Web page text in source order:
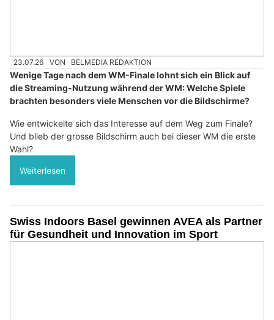
23.07.26 VON BELMEDIA REDAKTION
Wenige Tage nach dem WM-Finale lohnt sich ein Blick auf
die Streaming-Nutzung während der WM: Welche Spiele
brachten besonders viele Menschen vor die Bildschirme?
Wie entwickelte sich das Interesse auf dem Weg zum Finale?
Und blieb der grosse Bildschirm auch bei dieser WM die erste
Wahl?
Weiterlesen
Swiss Indoors Basel gewinnen AVEA als Partner
für Gesundheit und Innovation im Sport